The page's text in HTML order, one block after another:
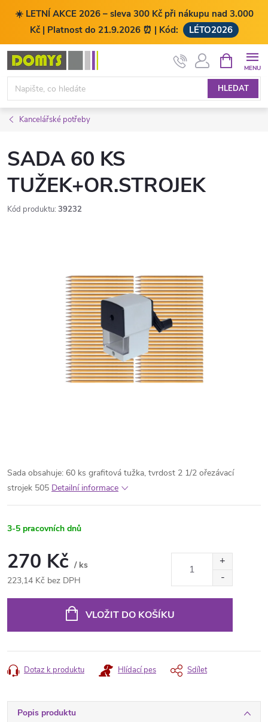
☀️ LETNÍ AKCE 2026 – sleva 300 Kč při nákupu nad 3.000
Kč | Platnost do 21.9.2026 ⏰ | Kód:
LÉTO2026
Přejít
obsah
HLEDAT
NÁKUPNÍ
KOŠÍK
Kancelářské potřeby
SADA 60 KS
TUŽEK+OR.STROJEK
Kód produktu: 39232
Sada obsahuje: 60 ks grafitová tužka, tvrdost 2 1/2 ořezávací
strojek 505 Detailní informace
3-5 pracovních dnů
270 Kč / ks
223,14 Kč bez DPH
VLOŽIT DO KOŠÍKU
Dotaz k produktu Hlídací pes Sdílet
Popis produktu